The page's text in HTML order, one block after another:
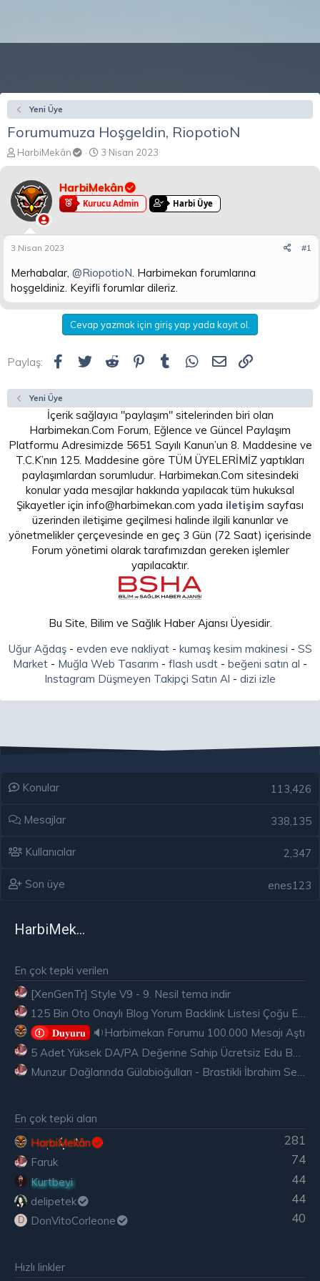
Yeni Üye
Forumumuza Hoşgeldin, RiopotioN
K
o
b
u
y
a
ş
l
a
HarbiMekân
B
a
l
a
n
a
r
i
3 Nisan 2023
HarbiMekân
Kurucu Admin Harbi Üye
3 Nisan 2023 #1
Merhabalar, @RiopotioN . Harbimekan forumlarına
hoşgeldiniz. Keyifli forumlar dileriz.
Cevap yazmak için giriş yap yada kayıt ol.
Paylaş: Facebook
Twitter Reddit Pinterest
Tumblr WhatsApp
E-posta
Yeni Üye
İçerik sağlayıcı "paylaşım" sitelerinden biri olan
Harbimekan.Com Forum, Eğlence ve Güncel Paylaşım
Platformu Adresimizde 5651 Sayılı Kanun’un 8. Maddesine ve
T.C.K’nın 125. Maddesine göre TÜM ÜYELERİMİZ yaptıkları
paylaşımlardan sorumludur. Harbimekan.Com sitesindeki
konular yada mesajlar hakkında yapılacak tüm hukuksal
Şikayetler için info@harbimekan.com yada iletişim sayfası
üzerinden iletişime geçilmesi halinde ilgili kanunlar ve
yönetmelikler çerçevesinde en geç 3 Gün (72 Saat) içerisinde
Forum yönetimi olarak tarafımızdan gereken işlemler
yapılacaktır.
Bu Site, Bilim ve Sağlık Haber Ajansı Üyesidir.
Uğur Ağdaş- evden eve nakliyat- kumaş kesim makinesi - SS
Market - Muğla Web Tasarım - flash usdt - beğeni satın al -
Instagram Düşmeyen Takipçi Satın Al - dizi izle
Konular 113,426
Mesajlar 338,135
Kullanıcılar 2,347
Son üye enes123
HarbiMekân
En çok tepki verilen
[XenGenTr] Style V9 - 9. Nesil tema indir
125 Bin Oto Onaylı Blog Yorum Backlink Listesi Çoğu Edu ve Gov Ücretsiz
𝐃𝐮𝐲𝐮𝐫𝐮
🔉Harbimekan Forumu 100.000 Mesajı Aştı
Munzur Dağlarında Gülabioğulları - Brastikli İbrahim Sevindik
En çok tepki alan
281
HarbiMekân
74
Faruk
44
Kurtbeyi
44
delipetek
D 40
DonVitoCorleone
Hızlı linkler